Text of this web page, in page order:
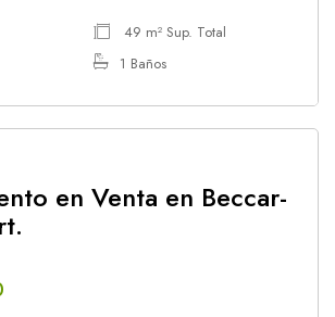
49 m² Sup. Total
1 Baños
en Venta en Beccar-